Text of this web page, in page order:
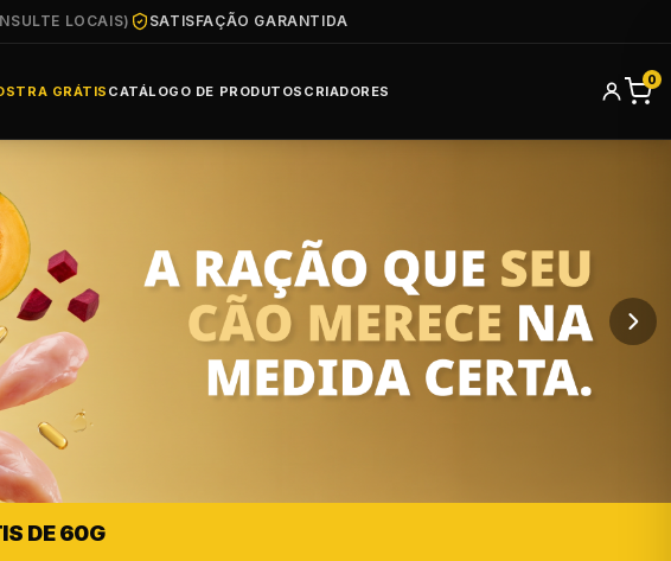
LOCAIS) SATISFAÇÃO GARANTIDA
GRÁTIS CATÁLOGO DE PRODUTOS CRIADORES
0
DE 60G